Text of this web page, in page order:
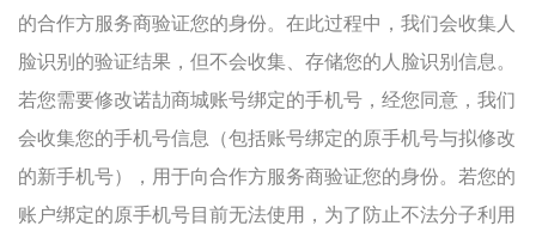
的合作方服务商验证您的身份。在此过程中，我们会收集人
脸识别的验证结果，但不会收集、存储您的人脸识别信息。
若您需要修改诺劼商城账号绑定的手机号，经您同意，我们
会收集您的手机号信息（包括账号绑定的原手机号与拟修改
的新手机号），用于向合作方服务商验证您的身份。若您的
账户绑定的原手机号目前无法使用，为了防止不法分子利用